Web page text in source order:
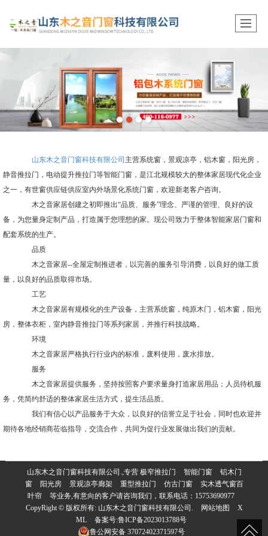
山东木之音门窗科技有限公司 主营系统窗，景观凉亭，铝木窗，阳光房，
静音推拉门，电动提升推拉门等智能门窗，是江北规模较大的整体家居现代化企业
之一，有世窗供应链供应室内外场景化系统门窗，欢迎新老客户咨询。
木之音家居创建之初即推出“品质、服务”理念、严谨的管理、良好的设
备，为您量身定制产品，打造属于您理想的家。现公司致力于整体智能家居门窗和
配套系统的生产。
品质
木之音家居--全屋定制推进者，以完善的服务引导消费，以良好的做工质
量，以良好的品质取得市场。
工艺
木之音家居有规模化的生产设备，主营系统窗，纯原木门，铝木窗，阳光
房，整体衣柜，室内静音推拉门等系列家居，并推行科技战略。
环境
木之音家居严格执行行业内的标准，废料使用，废水排放。
服务
木之音家居提供服务，坚持按照客户要求量身打造家居用品；人员待机服
务，凭简约舒适的整体家居生活方式，提生活品质。
我们有信心以产品服务于大众，以良好的信誉立足于社会，同时也欢迎并
期待各地经销商莅临指导，交流合作，共同为促行业发展做出我们的贡献。
山东木之音门窗科技有限公司.,专营 极窄推拉门 智能门窗
铝木门
窗
阳光房 景观凉亭廊架 重型推拉门 仿古门窗
实木透气窗百
叶帘
等业务,有意向的客户请咨询我们，联系电话： 15753690977
CopyRight © 版权所有: 山东木之音门窗科技有限公司. 网站地图
X
ML
备案号:鲁ICP备2023013788号
鲁公网安备37072402371597号